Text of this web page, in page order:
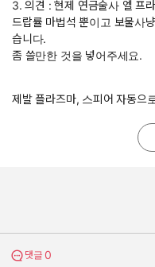
3. 의견 : 현제 연금술사 엘 프
드랍률 마법석 뿐이고 보물사
습니다.
좀 쓸만한 것을 넣어주세요.
제발 플라즈마, 스피어 자동으
댓글 보기
댓글 0